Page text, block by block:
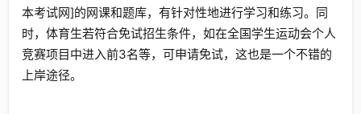
本考试网]的网课和题库，有针对性地进行学习和练习。同
时，体育生若符合免试招生条件，如在全国学生运动会个人
竞赛项目中进入前3名等，可申请免试，这也是一个不错的
上岸途径。